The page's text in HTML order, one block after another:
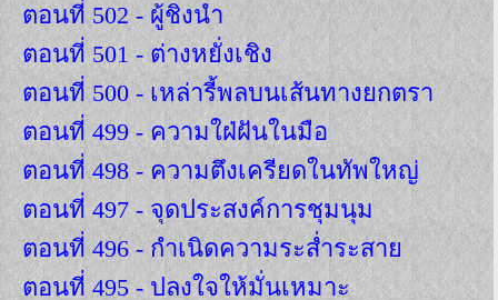
ตอนที่ 502 - ผู้ชิงนำ
ตอนที่ 501 - ต่างหยั่งเชิง
ตอนที่ 500 - เหล่ารี้พลบนเส้นทางยกตรา
ตอนที่ 499 - ความใฝ่ฝันในมือ
ตอนที่ 498 - ความตึงเครียดในทัพใหญ่
ตอนที่ 497 - จุดประสงค์การชุมนุม
ตอนที่ 496 - กำเนิดความระส่ำระสาย
ตอนที่ 495 - ปลงใจให้มั่นเหมาะ